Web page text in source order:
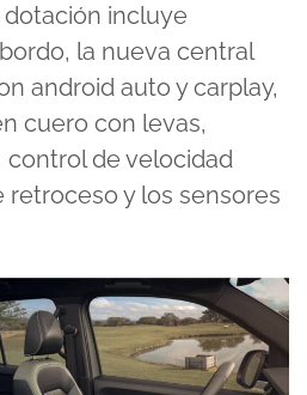
dotación incluye
la nueva central
android auto y carplay,
cuero con levas,
de velocidad
retroceso y los sensores